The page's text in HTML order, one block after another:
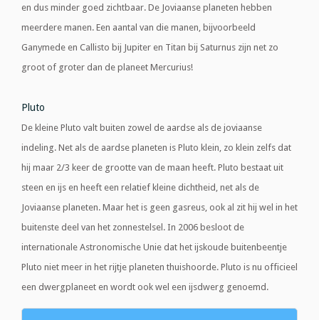
en dus minder goed zichtbaar. De Joviaanse planeten hebben
meerdere manen. Een aantal van die manen, bijvoorbeeld
Ganymede en Callisto bij Jupiter en Titan bij Saturnus zijn net zo
groot of groter dan de planeet Mercurius!
Pluto
De kleine Pluto valt buiten zowel de aardse als de joviaanse
indeling. Net als de aardse planeten is Pluto klein, zo klein zelfs dat
hij maar 2/3 keer de grootte van de maan heeft. Pluto bestaat uit
steen en ijs en heeft een relatief kleine dichtheid, net als de
Joviaanse planeten. Maar het is geen gasreus, ook al zit hij wel in het
buitenste deel van het zonnestelsel. In 2006 besloot de
internationale Astronomische Unie dat het ijskoude buitenbeentje
Pluto niet meer in het rijtje planeten thuishoorde. Pluto is nu officieel
een dwergplaneet en wordt ook wel een ijsdwerg genoemd.